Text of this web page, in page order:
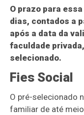
O prazo para
dias, contados a
após a data da
faculdade
selecionado.
Fies Social
O pré-selecionado
familiar de até